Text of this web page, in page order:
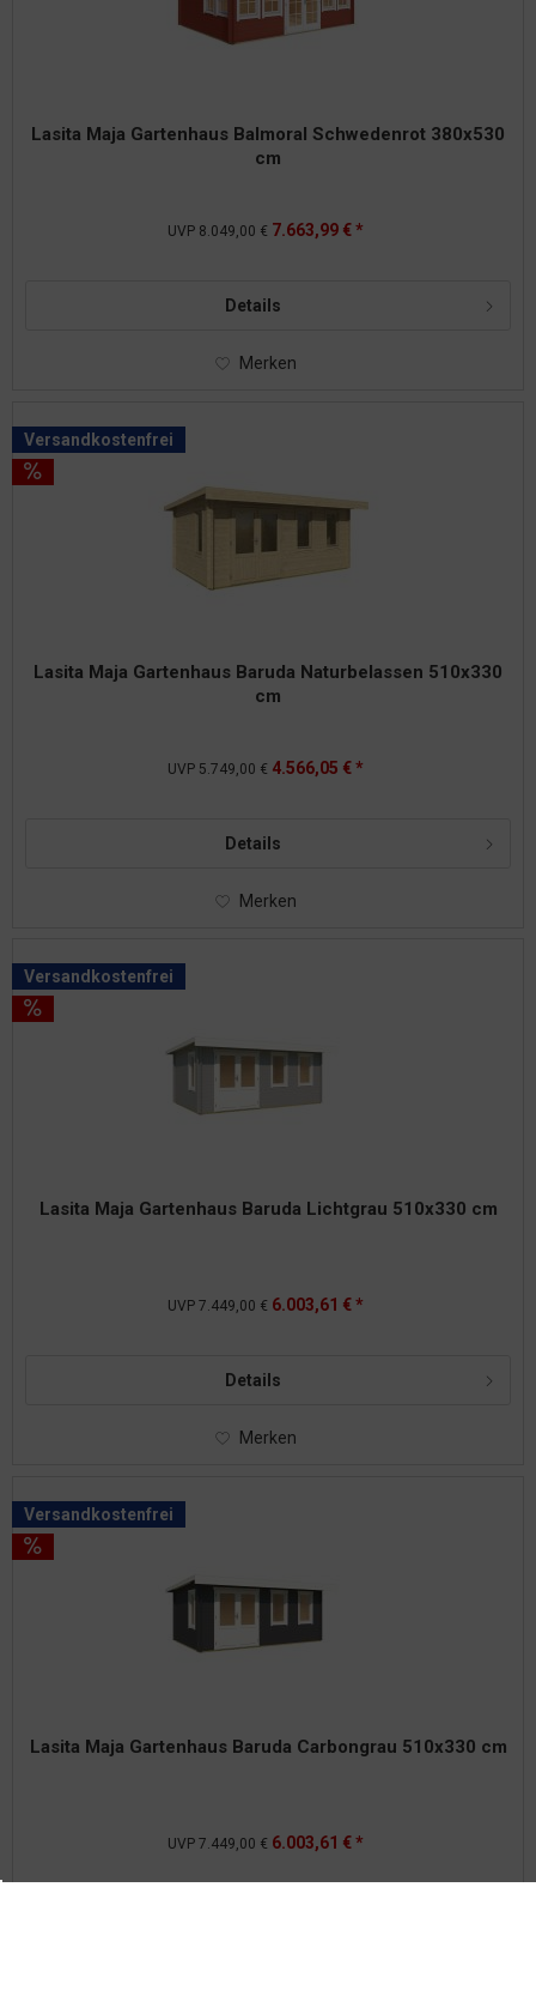
Lasita Maja Gartenhaus Balmoral Schwedenrot 380x530
cm
UVP 8.049,00 € 7.663,99 € *
Details
Merken
Versandkostenfrei
Lasita Maja Gartenhaus Baruda Naturbelassen 510x330
cm
UVP 5.749,00 € 4.566,05 € *
Details
Merken
Versandkostenfrei
Lasita Maja Gartenhaus Baruda Lichtgrau 510x330 cm
UVP 7.449,00 € 6.003,61 € *
Details
Merken
Versandkostenfrei
Lasita Maja Gartenhaus Baruda Carbongrau 510x330 cm
UVP 7.449,00 € 6.003,61 € *